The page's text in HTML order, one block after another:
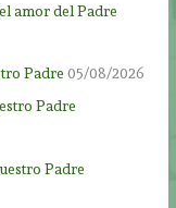
amor del Padre
Padre 05/08/2026
Padre
Padre